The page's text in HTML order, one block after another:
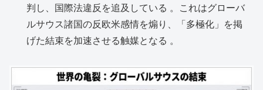
判し、国際法違反を追及している 。これはグローバ
ルサウス諸国の反欧米感情を煽り、「多極化」を掲
げた結束を加速させる触媒となる 。